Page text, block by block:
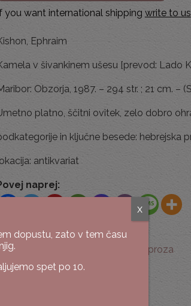
you want international shipping write to us
Ephraim
v šivankinem ušesu [prevod: Lado
Obzorja, 1987. – 294 str. ; 21 cm. –
platno, ščitni ovitek, zelo dobro
in ključne besede: hebrejska
antikvariat
naprej:
K-156/5-26/2A
Prevodna proza
dopustu, zato v tem času
spet po 10.
x